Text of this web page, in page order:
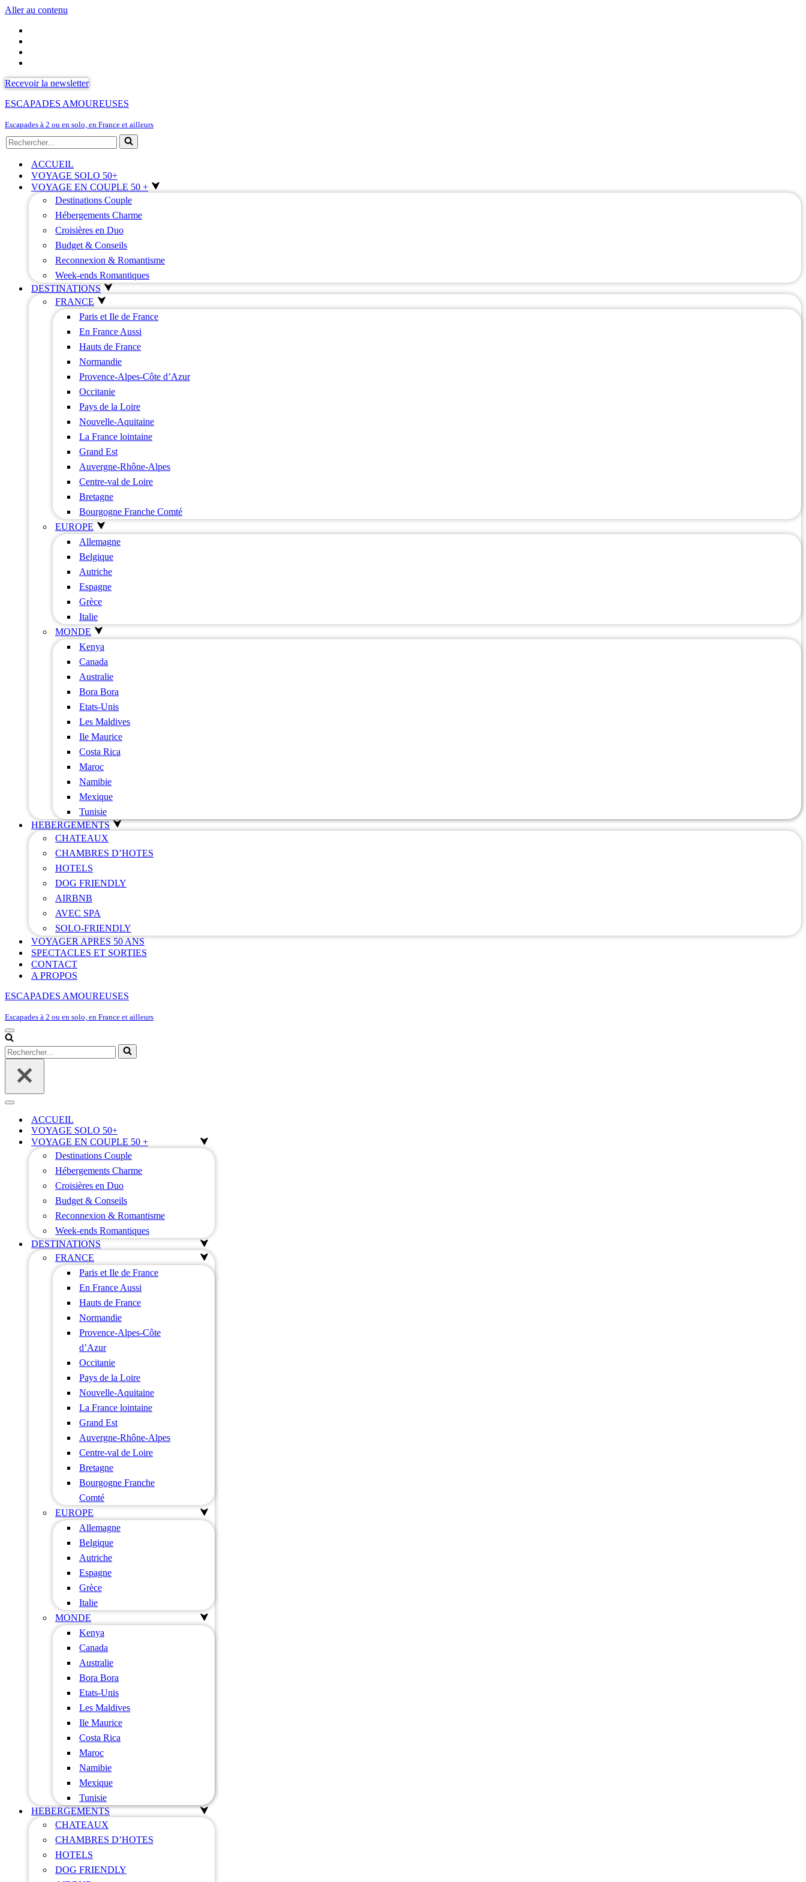
Aller au contenu
Recevoir la newsletter
ESCAPADES AMOUREUSES
Escapades à 2 ou en solo, en France et ailleurs
Rechercher...
ACCUEIL
VOYAGE SOLO 50+
VOYAGE EN COUPLE 50 +
Destinations Couple
Hébergements Charme
Croisières en Duo
Budget & Conseils
Reconnexion & Romantisme
Week-ends Romantiques
DESTINATIONS
FRANCE
Paris et Ile de France
En France Aussi
Hauts de France
Normandie
Provence-Alpes-Côte d’Azur
Occitanie
Pays de la Loire
Nouvelle-Aquitaine
La France lointaine
Grand Est
Auvergne-Rhône-Alpes
Centre-val de Loire
Bretagne
Bourgogne Franche Comté
EUROPE
Allemagne
Belgique
Autriche
Espagne
Grèce
Italie
MONDE
Kenya
Canada
Australie
Bora Bora
Etats-Unis
Les Maldives
Ile Maurice
Costa Rica
Maroc
Namibie
Mexique
Tunisie
HEBERGEMENTS
CHATEAUX
CHAMBRES D’HOTES
HOTELS
DOG FRIENDLY
AIRBNB
AVEC SPA
SOLO-FRIENDLY
VOYAGER APRES 50 ANS
SPECTACLES ET SORTIES
CONTACT
A PROPOS
ESCAPADES AMOUREUSES
Escapades à 2 ou en solo, en France et ailleurs
Menu
de
navigation
Rechercher...
Menu
navigationACCUEIL
VOYAGE SOLO 50+
VOYAGE EN COUPLE 50 +
Destinations Couple
Hébergements Charme
Croisières en Duo
Budget & Conseils
Reconnexion & Romantisme
Week-ends Romantiques
DESTINATIONS
FRANCE
Paris et Ile de France
En France Aussi
Hauts de France
Normandie
Provence-Alpes-Côte
d’Azur
Occitanie
Pays de la Loire
Nouvelle-Aquitaine
La France lointaine
Grand Est
Auvergne-Rhône-Alpes
Centre-val de Loire
Bretagne
Bourgogne Franche
Comté
EUROPE
Allemagne
Belgique
Autriche
Espagne
Grèce
Italie
MONDE
Kenya
Canada
Australie
Bora Bora
Etats-Unis
Les Maldives
Ile Maurice
Costa Rica
Maroc
Namibie
Mexique
Tunisie
HEBERGEMENTS
CHATEAUX
CHAMBRES D’HOTES
HOTELS
DOG FRIENDLY